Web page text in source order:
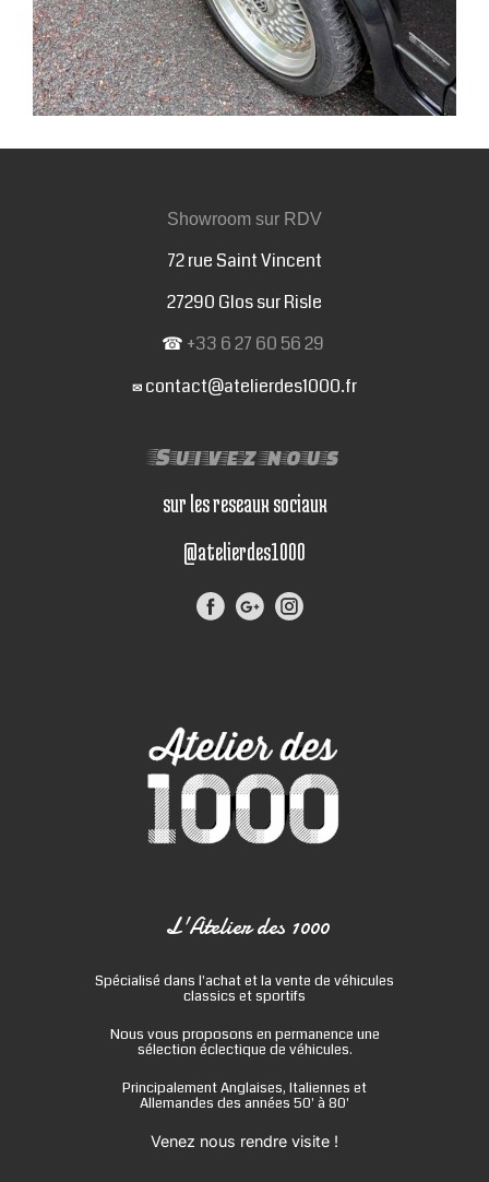
Showroom sur RDV
72 rue Saint Vincent
27290 Glos sur Risle
☎ +33 6 27 60 56 29
✉ contact@atelierdes1000.fr
Suivez nous
sur les reseaux sociaux
@atelierdes1000
L'Atelier des 1000
Spécialisé dans l'achat et la vente de véhicules
classics et sportifs
Nous vous proposons en permanence une
sélection éclectique de véhicules.
Principalement Anglaises, Italiennes et
Allemandes des années 50' à 80'
Venez nous rendre visite !